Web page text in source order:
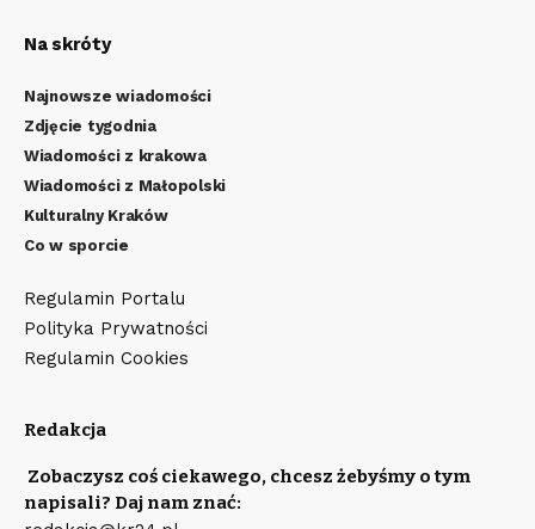
Na skróty
Najnowsze wiadomości
Zdjęcie tygodnia
Wiadomości z krakowa
Wiadomości z Małopolski
Kulturalny Kraków
Co w sporcie
Regulamin Portalu
Polityka Prywatności
Regulamin Cookies
Redakcja
Zobaczysz coś ciekawego, chcesz żebyśmy o tym
napisali? Daj nam znać: